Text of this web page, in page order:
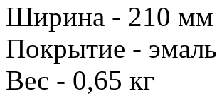
Ширина - 210 мм
Покрытие - эмаль
Вес - 0,65 кг